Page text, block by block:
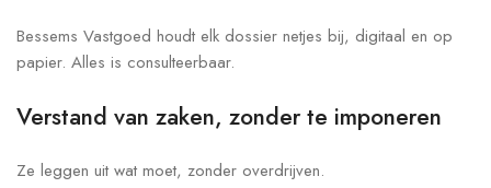
Bessems Vastgoed houdt elk dossier netjes bij, digitaal en op
papier. Alles is consulteerbaar.
Verstand van zaken, zonder te imponeren
Ze leggen uit wat moet, zonder overdrijven.